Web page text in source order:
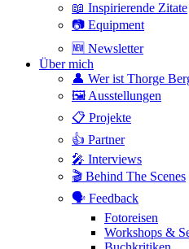
📖 Inspirierende Zitate
📷 Equipment
🆕 Newsletter
Über mich
👤 Wer ist Thorge
🖼 Ausstellungen
📋 Projekte
👍 Partner
🎤 Interviews
🎬 Behind The Scenes
🗣 Feedback
Fotoreisen
Workshops &